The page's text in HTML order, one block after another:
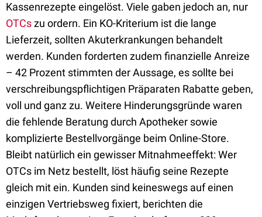
Kassenrezepte eingelöst. Viele gaben jedoch an, nur
OTCszu ordern. Ein KO-Kriterium ist die lange
Lieferzeit, sollten Akuterkrankungen behandelt
werden. Kunden forderten zudem finanzielle Anreize
– 42 Prozent stimmten der Aussage, es sollte bei
verschreibungspflichtigen Präparaten Rabatte geben,
voll und ganz zu. Weitere Hinderungsgründe waren
die fehlende Beratung durch Apotheker sowie
komplizierte Bestellvorgänge beim Online-Store.
Bleibt natürlich ein gewisser Mitnahmeeffekt: Wer
OTCs im Netz bestellt, löst häufig seine Rezepte
gleich mit ein. Kunden sind keineswegs auf einen
einzigen Vertriebsweg fixiert, berichten die